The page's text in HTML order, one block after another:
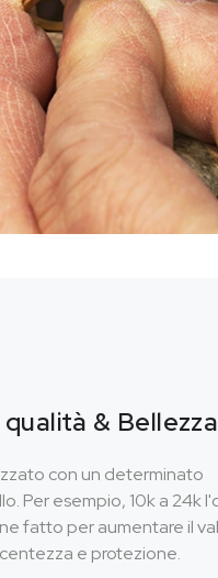
& Bellezza
con un determinato
Per esempio, 10k a 24k
fatto per aumentare il
e protezione.